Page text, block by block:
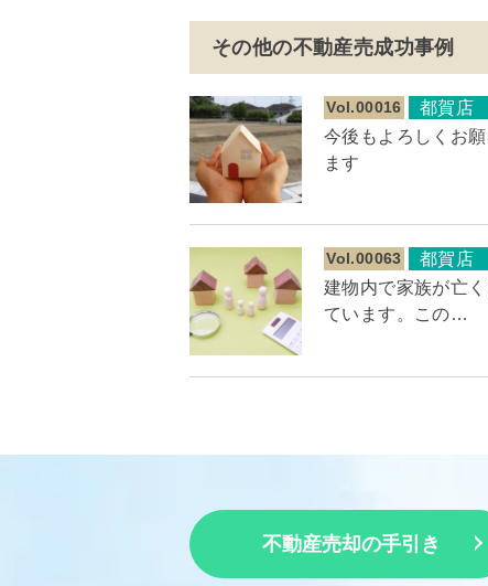
その他の不動産売成功事例
Vol.00016
都賀店
今後もよろしくお願
ます
Vol.00063
都賀店
建物内で家族が亡く
ています。この…
不動産売却の手引き